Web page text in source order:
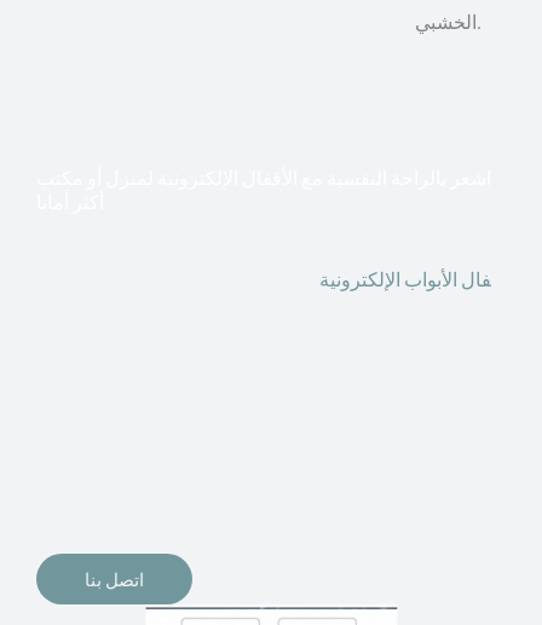
الخشبي.
فال الأبواب الإلكترونية
اتصل بنا